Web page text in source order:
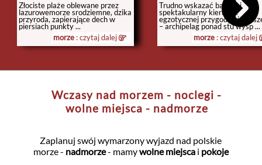
Złociste plaże oblewane przez
lazurowemorze srodziemne, dzika
przyroda, zapierające dech w
piersiach punkty ...
morze : czytaj dalej
Trudno wskazać bardziej
spektakularny kierunek
egzotycznej przygody niż
– archipelag ponad stu wysp ...
morze : czytaj dalej
Wczasy nad morzem - noclegi -
wolne miejsca - nadmorze
Zaplanuj swój wymarzony wyjazd nad polskie
morze - nadmorze- mamywolne miejscai pokoje